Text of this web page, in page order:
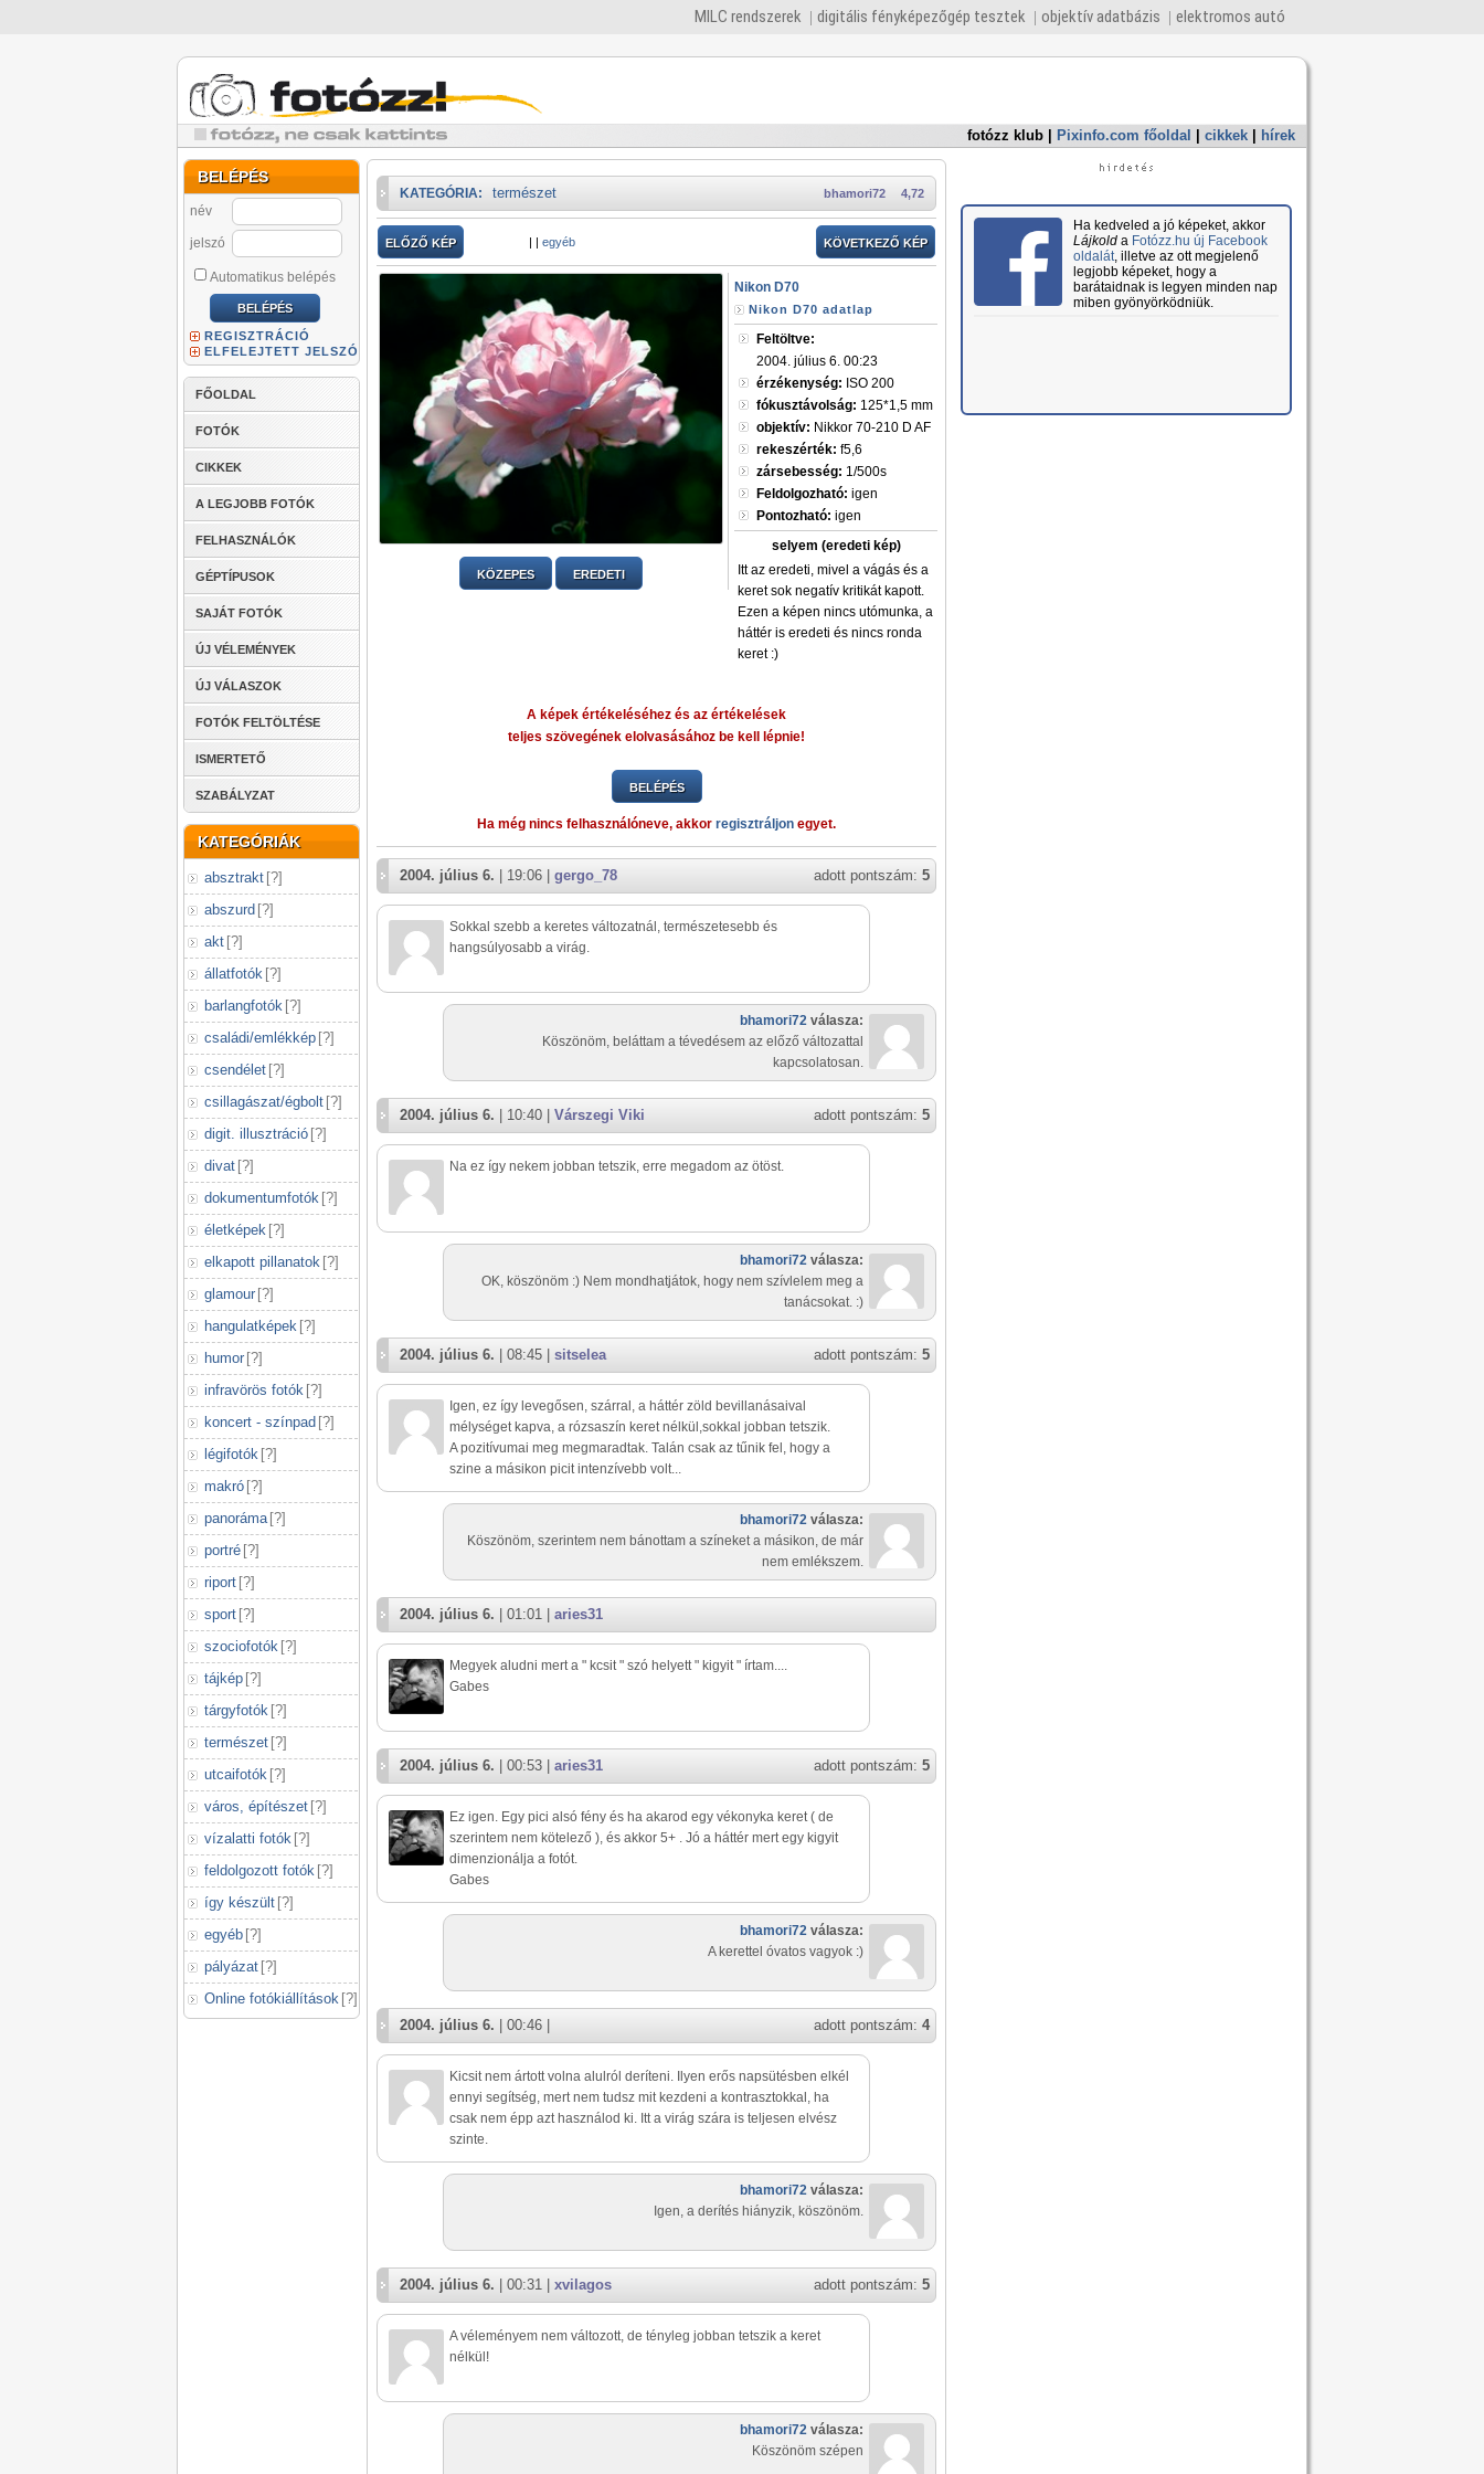
MILC rendszerek digitális fényképezőgép tesztek objektív adatbázis elektromos autó
fotózz klub Pixinfo.com főoldal cikkek hírek
BELÉPÉS
név
jelszó
Automatikus belépés
REGISZTRÁCIÓ
ELFELEJTETT JELSZÓ
FŐOLDAL
FOTÓK
CIKKEK
A LEGJOBB FOTÓK
FELHASZNÁLÓK
GÉPTÍPUSOK
SAJÁT FOTÓK
ÚJ VÉLEMÉNYEK
ÚJ VÁLASZOK
FOTÓK FELTÖLTÉSE
ISMERTETŐ
SZABÁLYZAT
KATEGÓRIÁK
absztrakt [?]
abszurd [?]
akt [?]
állatfotók [?]
barlangfotók [?]
családi/emlékkép [?]
csendélet [?]
csillagászat/égbolt [?]
digit. illusztráció [?]
divat [?]
dokumentumfotók [?]
életképek [?]
elkapott pillanatok [?]
glamour [?]
hangulatképek [?]
humor [?]
infravörös fotók [?]
koncert - színpad [?]
légifotók [?]
makró [?]
panoráma [?]
portré [?]
riport [?]
sport [?]
szociofotók [?]
tájkép [?]
tárgyfotók [?]
természet [?]
utcaifotók [?]
város, építészet [?]
vízalatti fotók [?]
feldolgozott fotók [?]
így készült [?]
egyéb [?]
pályázat [?]
Online fotókiállítások [?]
4,72
bhamori72
KATEGÓRIA: természet
ELŐZŐ KÉP | | egyéb KÖVETKEZŐ KÉP
KÖZEPES EREDETI
Nikon D70
Nikon D70 adatlap
Feltöltve:
2004. július 6. 00:23
érzékenység: ISO 200
fókusztávolság: 125*1,5 mm
objektív: Nikkor 70-210 D AF
rekeszérték: f5,6
zársebesség: 1/500s
Feldolgozható: igen
Pontozható: igen
selyem (eredeti kép)
Itt az eredeti, mivel a vágás és a
keret sok negatív kritikát kapott.
Ezen a képen nincs utómunka, a
háttér is eredeti és nincs ronda
keret :)
A képek értékeléséhez és az értékelések
teljes szövegének elolvasásához be kell lépnie!
BELÉPÉS
Ha még nincs felhasználóneve, akkor regisztráljon egyet.
adott pontszám: 5
2004. július 6. | 19:06 | gergo_78
Sokkal szebb a keretes változatnál, természetesebb és
hangsúlyosabb a virág.
bhamori72 válasza:
Köszönöm, beláttam a tévedésem az előző változattal
kapcsolatosan.
adott pontszám: 5
2004. július 6. | 10:40 | Várszegi Viki
Na ez így nekem jobban tetszik, erre megadom az ötöst.
bhamori72 válasza:
OK, köszönöm :) Nem mondhatjátok, hogy nem szívlelem meg a
tanácsokat. :)
adott pontszám: 5
2004. július 6. | 08:45 | sitselea
Igen, ez így levegősen, szárral, a háttér zöld bevillanásaival
mélységet kapva, a rózsaszín keret nélkül,sokkal jobban tetszik.
A pozitívumai meg megmaradtak. Talán csak az tűnik fel, hogy a
szine a másikon picit intenzívebb volt...
bhamori72 válasza:
Köszönöm, szerintem nem bánottam a színeket a másikon, de már
nem emlékszem.
2004. július 6. | 01:01 | aries31
Megyek aludni mert a " kcsit " szó helyett " kigyit " írtam....
Gabes
adott pontszám: 5
2004. július 6. | 00:53 | aries31
Ez igen. Egy pici alsó fény és ha akarod egy vékonyka keret ( de
szerintem nem kötelező ), és akkor 5+ . Jó a háttér mert egy kigyit
dimenzionálja a fotót.
Gabes
bhamori72 válasza:
A kerettel óvatos vagyok :)
adott pontszám: 4
2004. július 6. | 00:46 |
Kicsit nem ártott volna alulról deríteni. Ilyen erős napsütésben elkél
ennyi segítség, mert nem tudsz mit kezdeni a kontrasztokkal, ha
csak nem épp azt használod ki. Itt a virág szára is teljesen elvész
szinte.
bhamori72 válasza:
Igen, a derítés hiányzik, köszönöm.
adott pontszám: 5
2004. július 6. | 00:31 | xvilagos
A véleményem nem változott, de tényleg jobban tetszik a keret
nélkül!
bhamori72 válasza:
Köszönöm szépen
Ha kedveled a jó képeket, akkor
Lájkolda Fotózz.hu új Facebook
oldalát, illetve az ott megjelenő
legjobb képeket, hogy a
barátaidnak is legyen minden nap
miben gyönyörködniük.